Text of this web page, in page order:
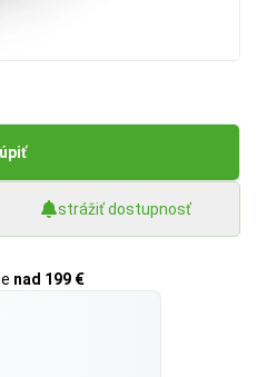
strážiť dostupnosť
nad 199 €